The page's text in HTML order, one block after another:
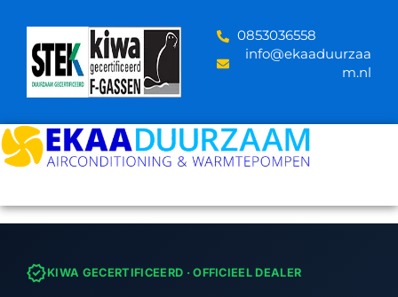
content
‪0853036558
info@ekaaduurzaa
m.nl
verifiedKIWA GECERTIFICEERD · OFFICIEEL DEALER